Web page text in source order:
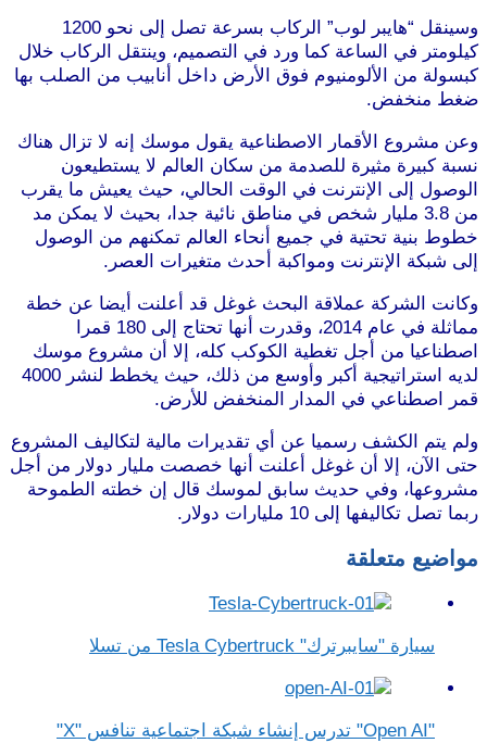
وسينقل “هايبر لوب” الركاب بسرعة تصل إلى نحو 1200
كيلومتر في الساعة كما ورد في التصميم، وينتقل الركاب خلال
كبسولة من الألومنيوم فوق الأرض داخل أنابيب من الصلب بها
ضغط منخفض.
وعن مشروع الأقمار الاصطناعية يقول موسك إنه لا تزال هناك
نسبة كبيرة مثيرة للصدمة من سكان العالم لا يستطيعون
الوصول إلى الإنترنت في الوقت الحالي، حيث يعيش ما يقرب
من 3.8 مليار شخص في مناطق نائية جدا، بحيث لا يمكن مد
خطوط بنية تحتية في جميع أنحاء العالم تمكنهم من الوصول
إلى شبكة الإنترنت ومواكبة أحدث متغيرات العصر.
وكانت الشركة عملاقة البحث غوغل قد أعلنت أيضا عن خطة
مماثلة في عام 2014، وقدرت أنها تحتاج إلى 180 قمرا
اصطناعيا من أجل تغطية الكوكب كله، إلا أن مشروع موسك
لديه استراتيجية أكبر وأوسع من ذلك، حيث يخطط لنشر 4000
قمر اصطناعي في المدار المنخفض للأرض.
ولم يتم الكشف رسميا عن أي تقديرات مالية لتكاليف المشروع
حتى الآن، إلا أن غوغل أعلنت أنها خصصت مليار دولار من أجل
مشروعها، وفي حديث سابق لموسك قال إن خطته الطموحة
ربما تصل تكاليفها إلى 10 مليارات دولار.
مواضيع متعلقة
سيارة "سايبرترك" Tesla Cybertruck من تسلا
"Open AI" تدرس إنشاء شبكة اجتماعية تنافس "X"